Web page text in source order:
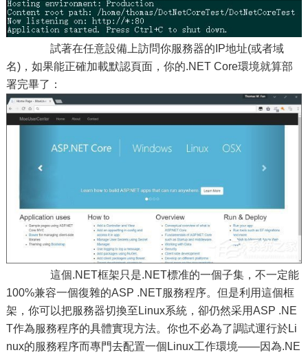
試著在任意設備上訪問你服務器的IP地址(或者域
名)，如果能正確加載默認頁面，你的.NET Core環境就算部
署完畢了：
這個.NET框架只是.NET標准的一個子集，不一定能
100%兼容一個復雜的ASP .NET服務程序。但是利用這個框
架，你可以把服務器切換至Linux系統，卻仍然采用ASP .NE
T作為服務程序的具體實現方法。你也不必為了調試運行於Li
nux的服務程序而專門去配置一個Linux工作環境——因為.NE